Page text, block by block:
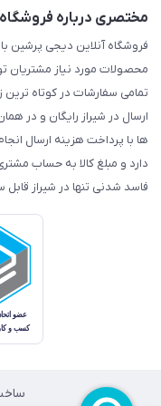
مختصری درباره فروشگاه
فروشگاه آنلاین دیجی پرشین
محصولات مورد نیاز مشتریان
تمامی سفارشات در کوتاه
ارسال در شیراز رایگان و در
ها با پرداخت هزینه ارسال
دارد و مبلغ کالا به حساب
فاسد شدنی تنها در شیراز